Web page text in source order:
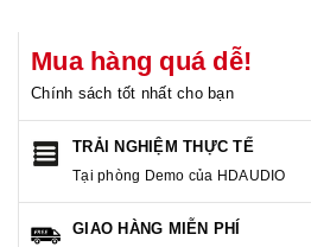
Mua hàng quá dễ!
Chính sách tốt nhất cho bạn
TRẢI NGHIỆM THỰC TẾ
Tại phòng Demo của HDAUDIO
GIAO HÀNG MIỄN PHÍ